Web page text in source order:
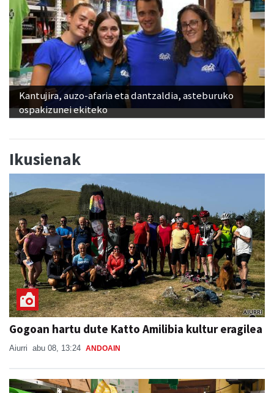
Kantujira, auzo-afaria eta dantzaldia, asteburuko
ospakizunei ekiteko
Ikusienak
Gogoan hartu dute Katto Amilibia kultur eragilea
Aiurri abu 08, 13:24 ANDOAIN